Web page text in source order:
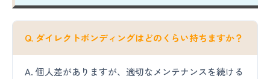
Q. ダイレクトボンディングはどのくらい持ちますか？
A. 個人差がありますが、適切なメンテナンスを続ける